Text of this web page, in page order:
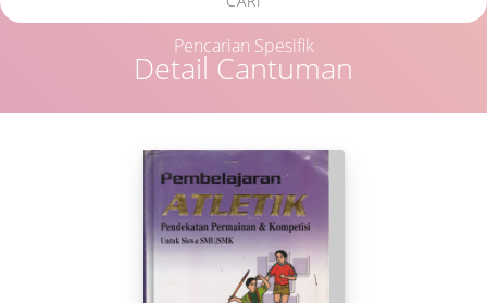
Detail Cantuman
Pencarian Spesifik